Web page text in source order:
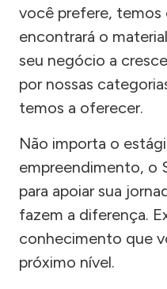
você prefere, temos
encontrará o
seu negócio a
por nossas
temos a oferecer.
Não importa o
empreendimento, o
para apoiar sua
fazem a diferença.
conhecimento que
próximo nível.